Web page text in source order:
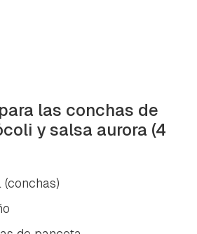
las conchas de
y salsa aurora (4